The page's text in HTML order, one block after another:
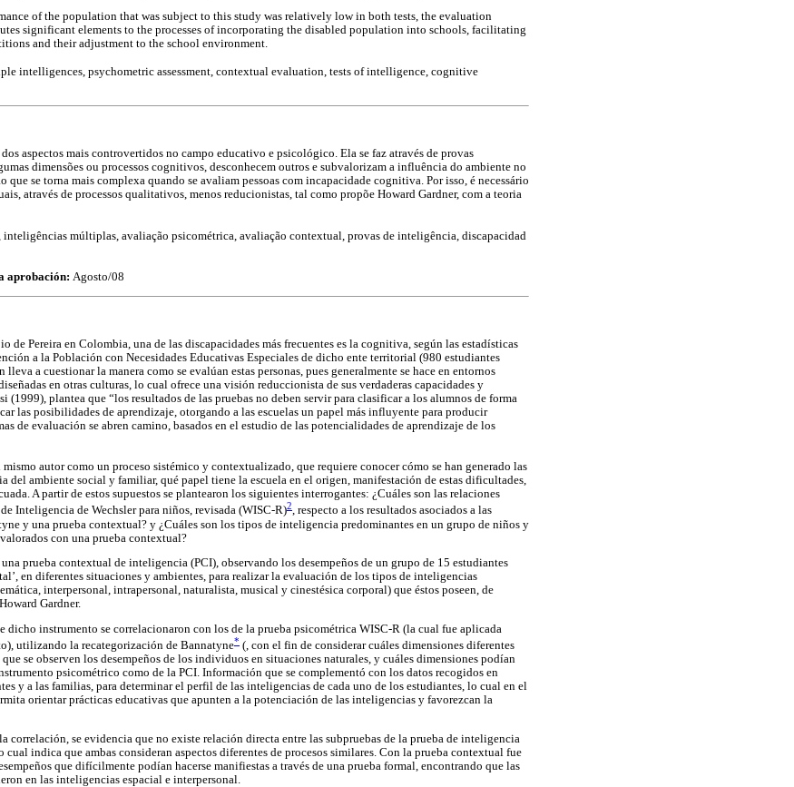
of the population that was subject to this study was relatively low in both tests, the evaluation
significant elements to the processes of incorporating the disabled population into schools, facilitating
and their adjustment to the school environment.
intelligences, psychometric assessment, contextual evaluation, tests of intelligence, cognitive
aspectos mais controvertidos no campo educativo e psicológico. Ela se faz através de provas
dimensões ou processos cognitivos, desconhecem outros e subvalorizam a influência do ambiente no
que se torna mais complexa quando se avaliam pessoas com incapacidade cognitiva. Por isso, é necessário
através de processos qualitativos, menos reducionistas, tal como propõe Howard Gardner, com a teoria
múltiplas, avaliação psicométrica, avaliação contextual, provas de inteligência, discapacidad
aprobación: Agosto/08
de Pereira en Colombia, una de las discapacidades más frecuentes es la cognitiva, según las estadísticas
a la Población con Necesidades Educativas Especiales de dicho ente territorial (980 estudiantes
a cuestionar la manera como se evalúan estas personas, pues generalmente se hace en entornos
en otras culturas, lo cual ofrece una visión reduccionista de sus verdaderas capacidades y
(1999), plantea que “los resultados de las pruebas no deben servir para clasificar a los alumnos de forma
las posibilidades de aprendizaje, otorgando a las escuelas un papel más influyente para producir
de evaluación se abren camino, basados en el estudio de las potencialidades de aprendizaje de los
autor como un proceso sistémico y contextualizado, que requiere conocer cómo se han generado las
ambiente social y familiar, qué papel tiene la escuela en el origen, manifestación de estas dificultades,
A partir de estos supuestos se plantearon los siguientes interrogantes: ¿Cuáles son las relaciones
Inteligencia de Wechsler para niños, revisada (WISC-R)2, respecto a los resultados asociados a las
y una prueba contextual? y ¿Cuáles son los tipos de inteligencia predominantes en un grupo de niños y
con una prueba contextual?
una prueba contextual de inteligencia (PCI), observando los desempeños de un grupo de 15 estudiantes
en diferentes situaciones y ambientes, para realizar la evaluación de los tipos de inteligencias
interpersonal, intrapersonal, naturalista, musical y cinestésica corporal) que éstos poseen, de
Gardner.
dicho instrumento se correlacionaron con los de la prueba psicométrica WISC-R (la cual fue aplicada
utilizando la recategorización de Bannatyne* (, con el fin de considerar cuáles dimensiones diferentes
se observen los desempeños de los individuos en situaciones naturales, y cuáles dimensiones podían
psicométrico como de la PCI. Información que se complementó con los datos recogidos en
y a las familias, para determinar el perfil de las inteligencias de cada uno de los estudiantes, lo cual en el
orientar prácticas educativas que apunten a la potenciación de las inteligencias y favorezcan la
correlación, se evidencia que no existe relación directa entre las subpruebas de la prueba de inteligencia
indica que ambas consideran aspectos diferentes de procesos similares. Con la prueba contextual fue
que difícilmente podían hacerse manifiestas a través de una prueba formal, encontrando que las
en las inteligencias espacial e interpersonal.